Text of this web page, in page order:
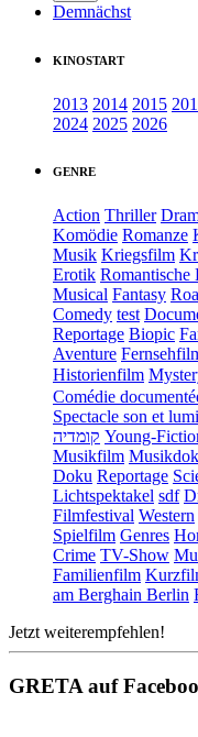
Demnächst
KINOSTART
2013 2014 2015
2024 2025 2026
GENRE
Action Thriller
Komödie Romanze
Musik Kriegsfilm
Erotik Romantische
Musical Fantasy
Comedy test
Reportage Biopic
Aventure
Historienfilm
Comédie
Spectacle son et
קומדיה Young-
Musikfilm
Doku Reportage
Lichtspektakel sdf
Filmfestival Western
Spielfilm Genres
Crime TV-Show
Familienfilm
am Berghain Berlin
Jetzt weiterempfehlen!
GRETA auf